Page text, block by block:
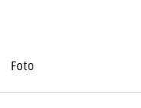
Foto